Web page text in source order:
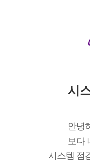
시
안녕
보다
시스템 점